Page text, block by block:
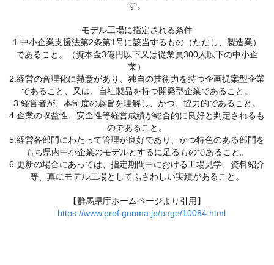
す。
モデル工場に指定される条件
1.中小企業支援法第2条第1号に該当するもの（ただし、製造業）
であること。（資本金3億円以下又は従業員300人以下の中小企
業）
2.経営の合理化に熱意があり、独自の技術力を持つ企画提案型企業
であること、又は、自社製品を持つ開発型企業であること。
3.経営者が、本制度の趣旨を理解し、かつ、協力的であること。
4.企業の収益性、安全性等経営成績が総合的に良好と判定されるも
のであること。
5.経営各部門にわたって管理が良好であり、かつ特色のある部門を
もち県内中小企業のモデルとするに足るものであること。
6.更新の場合にあっては、指定期間中における工場見学、資料紹介
等、真にモデル工場としてふさわしい実績があること。
【群馬県庁ホームページより引用】
https://www.pref.gunma.jp/page/10084.html